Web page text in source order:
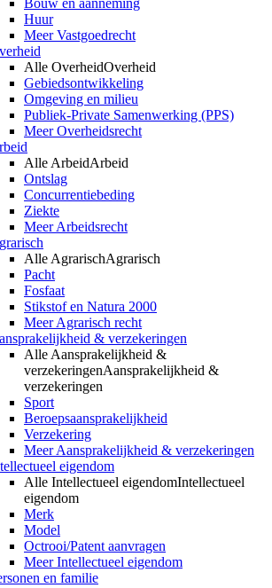
Bouw en aanneming
Huur
Meer Vastgoedrecht
Alle OverheidOverheid
Gebiedsontwikkeling
Omgeving en milieu
Publiek-Private Samenwerking (PPS)
Meer Overheidsrecht
Alle ArbeidArbeid
Ontslag
Concurrentiebeding
Ziekte
Meer Arbeidsrecht
Alle AgrarischAgrarisch
Pacht
Fosfaat
Stikstof en Natura 2000
Meer Agrarisch recht
& verzekeringen
Alle Aansprakelijkheid &
verzekeringenAansprakelijkheid &
verzekeringen
Sport
Beroepsaansprakelijkheid
Verzekering
Meer Aansprakelijkheid & verzekeringen
eigendom
Alle Intellectueel eigendomIntellectueel
eigendom
Merk
Model
Octrooi/Patent aanvragen
Meer Intellectueel eigendom
en familie